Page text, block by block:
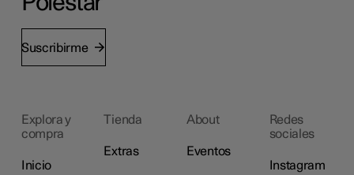
Suscribirme
Explora y
compra
Inicio
Tienda
Extras
About
Eventos
Redes
sociales
Instagram